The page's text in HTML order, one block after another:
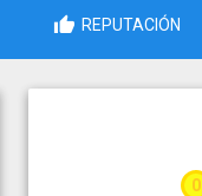
REPUTACIÓN
0